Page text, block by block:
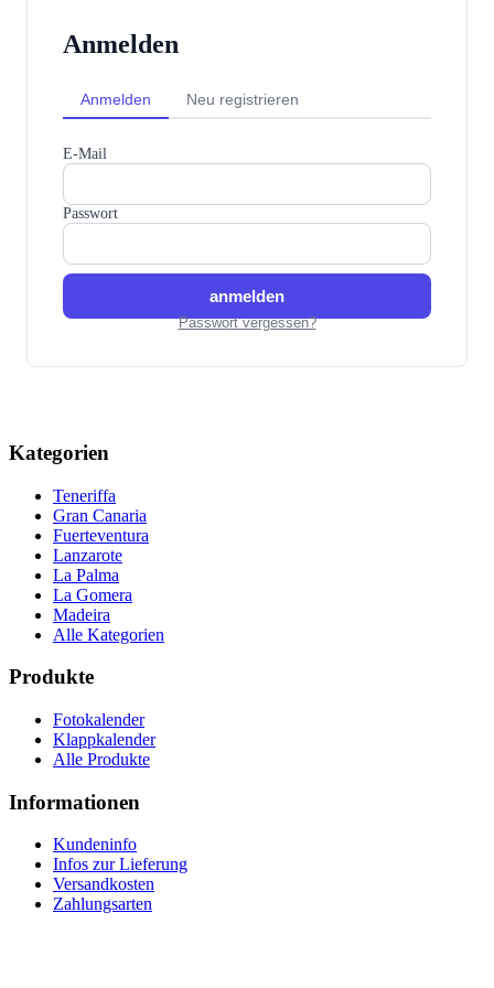
Anmelden
Anmelden Neu registrieren
E-Mail
Passwort
anmelden
Passwort vergessen?
Kategorien
Teneriffa
Gran Canaria
Fuerteventura
Lanzarote
La Palma
La Gomera
Madeira
Alle Kategorien
Produkte
Fotokalender
Klappkalender
Alle Produkte
Informationen
Kundeninfo
Infos zur Lieferung
Versandkosten
Zahlungsarten